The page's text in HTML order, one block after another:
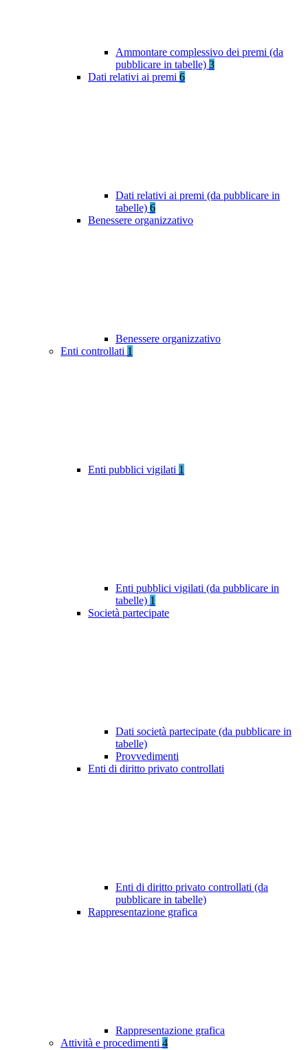
Ammontare complessivo dei premi (da
pubblicare in tabelle) 3
Dati relativi ai premi 6
Dati relativi ai premi (da pubblicare in
tabelle) 6
Benessere organizzativo
Benessere organizzativo
Enti controllati 1
Enti pubblici vigilati 1
Enti pubblici vigilati (da pubblicare in
tabelle) 1
Società partecipate
Dati società partecipate (da pubblicare in
tabelle)
Provvedimenti
Enti di diritto privato controllati
Enti di diritto privato controllati (da
pubblicare in tabelle)
Rappresentazione grafica
Rappresentazione grafica
Attività e procedimenti 4